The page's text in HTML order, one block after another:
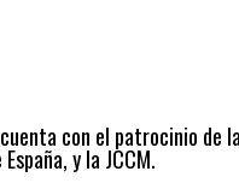
con el patrocinio
y la JCCM.